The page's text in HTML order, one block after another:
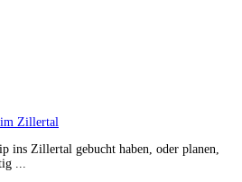
Zillertal
ins Zillertal gebucht haben, oder planen,
...